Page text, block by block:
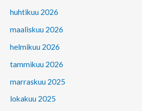
huhtikuu 2026
maaliskuu 2026
helmikuu 2026
tammikuu 2026
marraskuu 2025
lokakuu 2025